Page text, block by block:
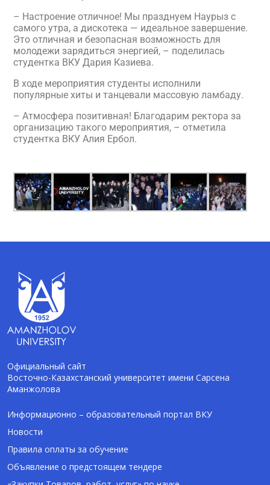
– Настроение отличное! Мы празднуем Наурыз с
самого утра, а дискотека — идеальное завершение.
Это отличная и безопасная возможность для
молодежи зарядиться энергией, – поделилась
студентка ВКУ Дария Казиева.
В ходе мероприятия студенты исполнили
популярные хиты и танцевали массовую ламбаду.
– Атмосфера позитивная! Благодарим ректора за
организацию такого мероприятия, – отметила
студентка ВКУ Алия Ербол.
Официальный сайт
Восточно-Казахстанский университет имени Сарсена
Аманжолова
Информационно – образовательный портал ВКУ
Новости
Правила оплаты за обучение
Объявление о предстоящем тендере
Помощник Amanzholov University
Здравствуйте! Я AI-Talapker — помощник
ВКУ им. Сарсена Аманжолова (ВКУ). Отвечу
на вопросы о поступлении в бакалавриат,